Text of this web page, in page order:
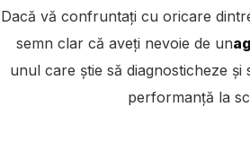
Dacă vă confruntați cu oricare
semn clar că aveți nevoie de un
unul care știe să diagnosticheze și
performanță la